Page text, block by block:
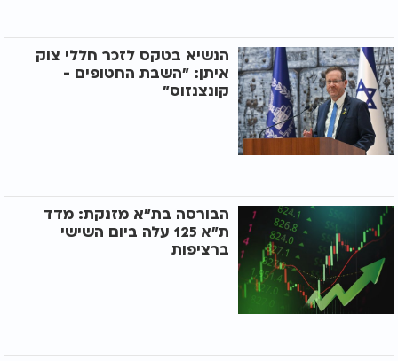
הנשיא בטקס לזכר חללי צוק
איתן: "השבת החטופים -
קונצנזוס"
הבורסה בת"א מזנקת: מדד
ת"א 125 עלה ביום השישי
ברציפות